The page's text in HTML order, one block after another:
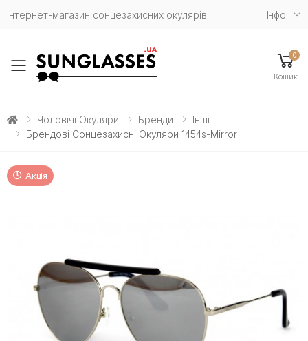
Інтернет-магазин сонцезахисних окулярів Iнфо
Toggle mobile menu
0
Кошик
Чоловічі Окуляри Бренди
Інші
Брендові Сонцезахисні Окуляри 1454s-Mirror
Акція